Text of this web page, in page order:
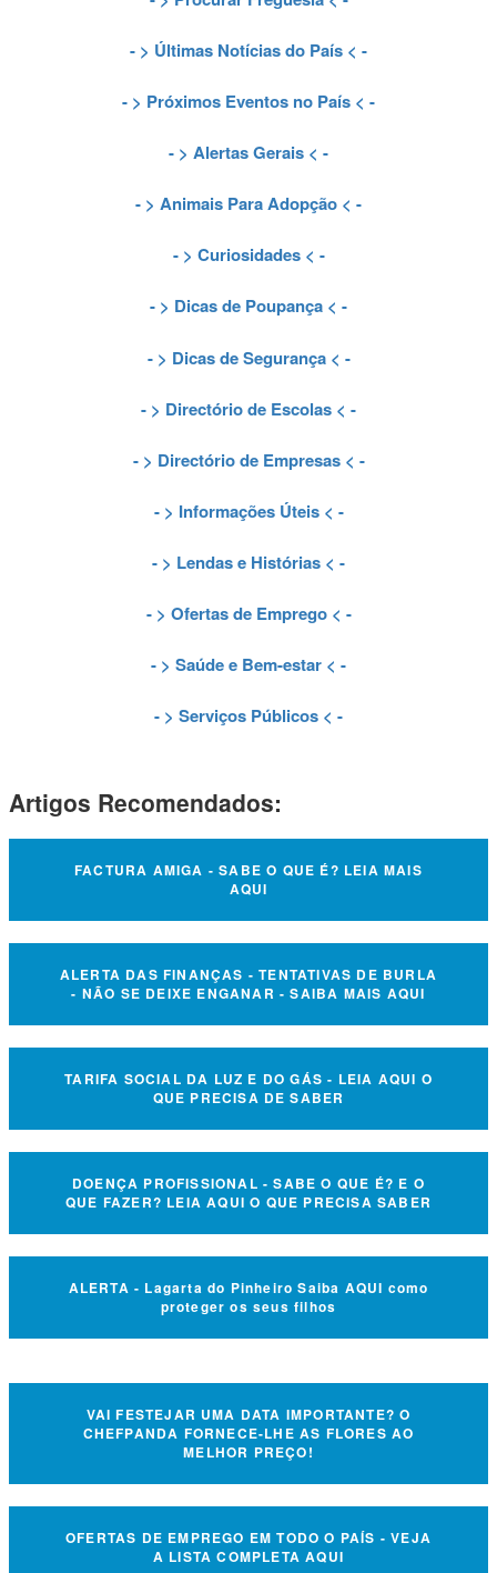
- > Últimas Notícias do País < -
- > Próximos Eventos no País < -
- > Alertas Gerais < -
- > Animais Para Adopção < -
- > Curiosidades< -
- > Dicas de Poupança < -
- > Dicas de Segurança< -
- > Directório de Escolas < -
- > Directório de Empresas< -
- > Informações Úteis< -
- > Lendas e Histórias < -
- > Ofertas de Emprego< -
- > Saúde e Bem-estar < -
- > Serviços Públicos < -
Artigos Recomendados:
FACTURA AMIGA - SABE O QUE É? LEIA MAIS
AQUI
ALERTA DAS FINANÇAS - TENTATIVAS DE BURLA
- NÃO SE DEIXE ENGANAR - SAIBA MAIS AQUI
TARIFA SOCIAL DA LUZ E DO GÁS - LEIA AQUI O
QUE PRECISA DE SABER
DOENÇA PROFISSIONAL - SABE O QUE É? E O
QUE FAZER? LEIA AQUI O QUE PRECISA SABER
ALERTA - Lagarta do Pinheiro Saiba AQUI como
proteger os seus filhos
VAI FESTEJAR UMA DATA IMPORTANTE? O
CHEFPANDA FORNECE-LHE AS FLORES AO
MELHOR PREÇO!
OFERTAS DE EMPREGO EM TODO O PAÍS - VEJA
A LISTA COMPLETA AQUI